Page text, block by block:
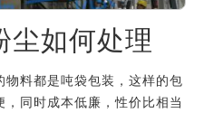
尘如何处理
料都是吨袋包装，这样的包
同时成本低廉，性价比相当